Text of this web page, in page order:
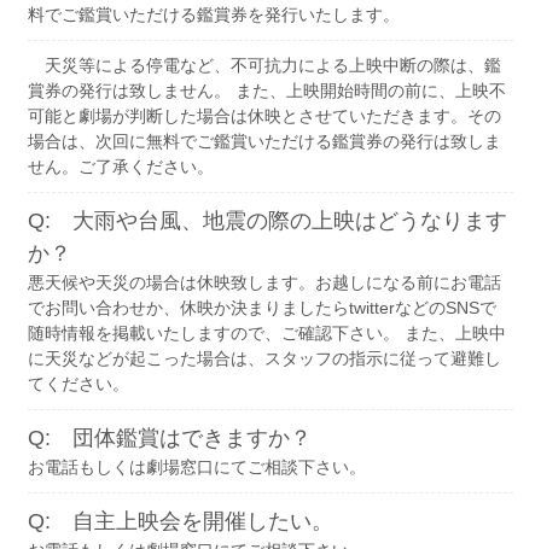
料でご鑑賞いただける鑑賞券を発行いたします。
天災等による停電など、不可抗力による上映中断の際は、鑑
賞券の発行は致しません。 また、上映開始時間の前に、上映不
可能と劇場が判断した場合は休映とさせていただきます。その
場合は、次回に無料でご鑑賞いただける鑑賞券の発行は致しま
せん。ご了承ください。
Q: 大雨や台風、地震の際の上映はどうなります
か？
悪天候や天災の場合は休映致します。お越しになる前にお電話
でお問い合わせか、休映か決まりましたらtwitterなどのSNSで
随時情報を掲載いたしますので、ご確認下さい。 また、上映中
に天災などが起こった場合は、スタッフの指示に従って避難し
てください。
Q: 団体鑑賞はできますか？
お電話もしくは劇場窓口にてご相談下さい。
Q: 自主上映会を開催したい。